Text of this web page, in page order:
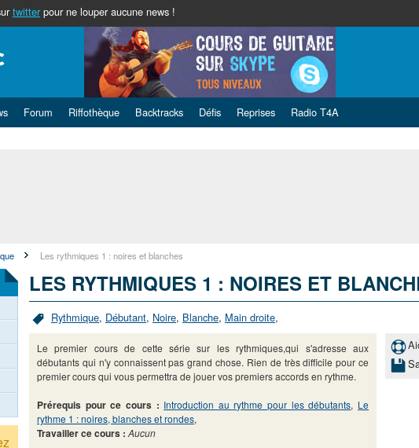
twitterpour ne louper aucune news !
Forum Riffothèque Backtracks Défis Reprises Radio T4A
Les rythmiques 1 : noires et blanches
LES RYTHMIQUES 1 : NOIRES ET
Rythmique, Débutant, Noire, Blanche, Main droite,
Le premier cours de cette série sur les rythmiques,qui s'adresse aux
débutants qui n'y connaissent pas grand chose. Rien de très difficile pour ce
premier cours qui vous permettra de jouer vos premiers accords en rythme.
Prérequis pour ce cours : Introduction au rythme pour les débutants, Le
rythme 1 : noires, blanches et rondes,
Travailler ce cours : Aucun